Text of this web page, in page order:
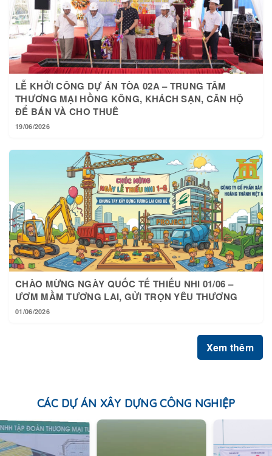
LỄ KHỞI CÔNG DỰ ÁN TÒA 02A – TRUNG TÂM
THƯƠNG MẠI HỒNG KÔNG, KHÁCH SẠN, CĂN HỘ
ĐỂ BÁN VÀ CHO THUÊ
19/06/2026
CHÀO MỪNG NGÀY QUỐC TẾ THIẾU NHI 01/06 –
ƯƠM MẦM TƯƠNG LAI, GỬI TRỌN YÊU THƯƠNG
01/06/2026